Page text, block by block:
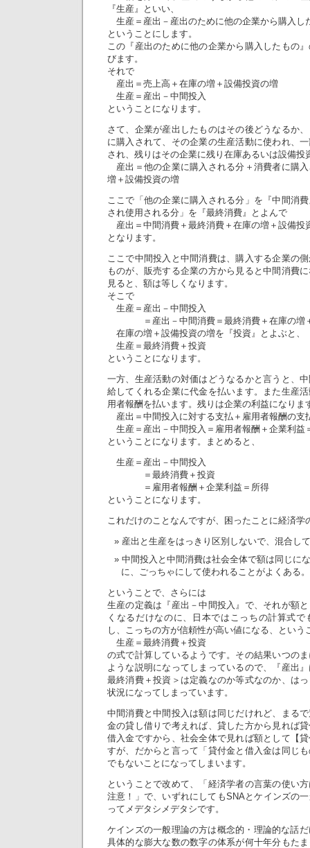
『生産』といい、
生産＝産出－産出のために他の企業から購入し
ということにします。
この『産出のために他の企業から購入したもの
びます。
それで
産出＝売上高＋在庫の増＋設備投資の増
生産＝産出－中間投入
ということになります。
さて、企業が産出したものはその後どうなるか
に購入されて、その企業の生産活動に使われ、
され、残りはその企業に残り在庫あるいは設備投
産出＝他の企業に購入される分＋消費者に購
増＋設備投資の増
ここで「他の企業に購入される分」を『中間消
され使用される分」を『最終消費』とよんで
産出＝中間消費＋最終消費＋在庫の増＋設備投
となります。
ここで中間投入と中間消費は、購入する企業の
ものが、販売する企業の方から見ると中間消費
見ると、額は等しくなります。
そこで
生産＝産出－中間投入
＝産出－中間消費＝最終消費＋在庫の増＋
在庫の増＋設備投資の増を『投資』とよぶと、
生産＝最終消費＋投資
ということになります。
一方、生産活動の対価はどうなるかと言うと、
給してくれる企業に代金を払います。また生産
用者報酬を払います。残りは企業の利益になりま
産出＝中間投入に対する支払＋雇用者報酬の支
生産＝産出－中間投入＝雇用者報酬＋企業利益
ということになります。まとめると、
生産＝産出－中間投入
＝最終消費＋投資
＝雇用者報酬＋企業利益＝所得
ということになります。
これだけのことなんですが、困ったことに経済学
産出と生産をはっきり区別しないで、混合し
中間投入と中間消費は社会全体で額は同じに
に、ごっちゃにして使われることがよくある。
ということで、さらには
生産の定義は『産出－中間投入』で、それが額
くなるだけなのに、日本ではこっちの計算式
し、こっちの方が信頼性が高い値になる、という
生産＝最終消費＋投資
の式で計算しているようです。その結果いつの
ような説明になってしまっているので、『産出
最終消費＋投資＞は定義なのか等式なのか、は
状況になってしまっています。
中間消費と中間投入は額は同じだけれど、まる
金の貸し借りで考えれば、貸した方から見れば
借入金ですから、社会全体で見れば額として【
すが、だからと言って「貸付金と借入金は同じ
でもないことになってしまいます。
ということで改めて、「経済学者の言葉の使い
注意！」で、いずれにしてもSNAとケインズの
ってメデタシメデタシです。
ケインズの一般理論の方は概念的・理論的な話
具体的な膨大な数の数字の体系が何十年分もた